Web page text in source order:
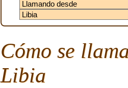
Cómo se
Libia